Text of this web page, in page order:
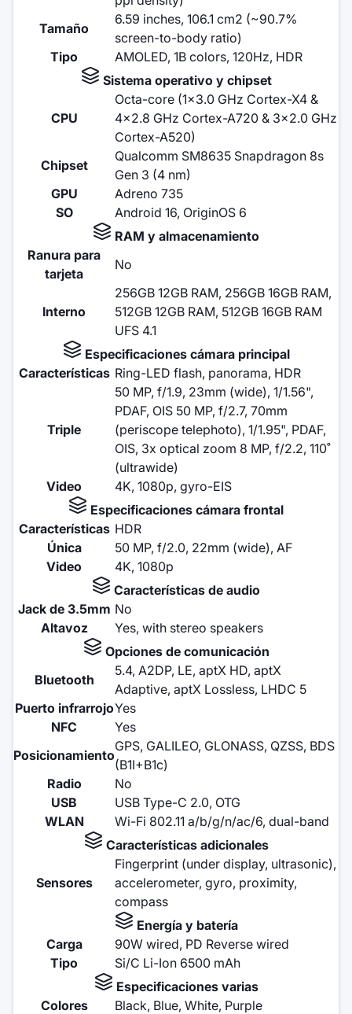
Tamaño
6.59 inches, 106.1 cm2 (~90.7%
screen-to-body ratio)
Tipo
AMOLED, 1B colors, 120Hz, HDR
Sistema operativo y chipset
CPU
Octa-core (1x3.0 GHz Cortex-X4 &
4x2.8 GHz Cortex-A720 & 3x2.0 GHz
Cortex-A520)
Chipset
Qualcomm SM8635 Snapdragon 8s
Gen 3 (4 nm)
GPU
Adreno 735
SO
Android 16, OriginOS 6
RAM y almacenamiento
Ranura para
tarjeta
No
Interno
256GB 12GB RAM, 256GB 16GB RAM,
512GB 12GB RAM, 512GB 16GB RAM
UFS 4.1
Especificaciones cámara principal
Características Ring-LED flash, panorama, HDR
Triple
50 MP, f/1.9, 23mm (wide), 1/1.56",
PDAF, OIS 50 MP, f/2.7, 70mm
(periscope telephoto), 1/1.95", PDAF,
OIS, 3x optical zoom 8 MP, f/2.2, 110˚
(ultrawide)
Video
4K, 1080p, gyro-EIS
Especificaciones cámara frontal
Características HDR
Única
50 MP, f/2.0, 22mm (wide), AF
Video
4K, 1080p
Características de audio
Jack de 3.5mm No
Altavoz
Yes, with stereo speakers
Opciones de comunicación
Bluetooth
5.4, A2DP, LE, aptX HD, aptX
Adaptive, aptX Lossless, LHDC 5
Puerto infrarrojoYes
NFC
Yes
Posicionamiento
GPS, GALILEO, GLONASS, QZSS, BDS
(B1I+B1c)
Radio
No
USB
USB Type-C 2.0, OTG
WLAN
Wi-Fi 802.11 a/b/g/n/ac/6, dual-band
Características adicionales
Sensores
Fingerprint (under display, ultrasonic),
accelerometer, gyro, proximity,
compass
Energía y batería
Carga
90W wired, PD Reverse wired
Tipo
Si/C Li-Ion 6500 mAh
Especificaciones varias
Colores
Black, Blue, White, Purple